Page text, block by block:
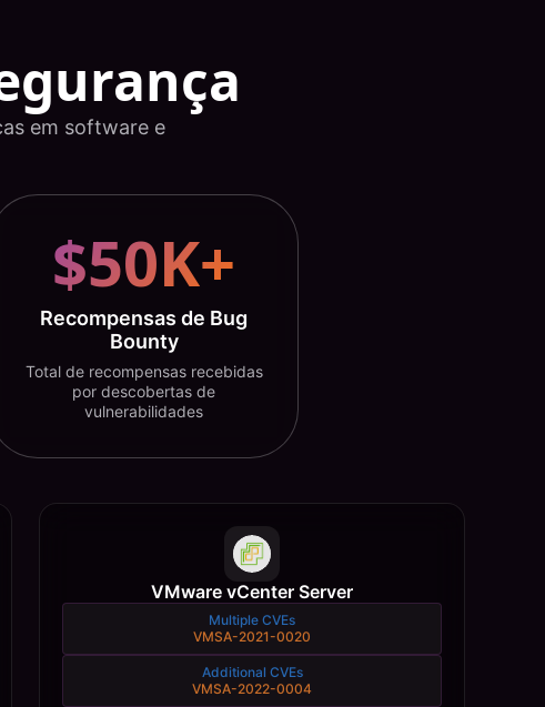
em software e
$50K+
Recompensas de Bug
Bounty
Total de recompensas recebidas
por descobertas de
vulnerabilidades
VMware vCenter Server
Multiple CVEs
VMSA-2021-0020
Additional CVEs
VMSA-2022-0004